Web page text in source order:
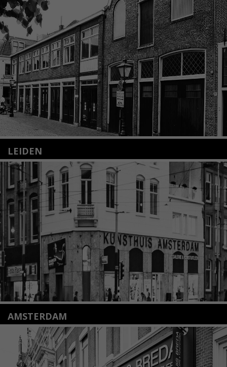
LEIDEN
Nieuwstraat 35
2312 KA Leiden
+31(0)71 – 52 84 480
info@kunsthuisleiden.nl
Lees meer
AMSTERDAM
Amstelveenseweg 135
1075 VX Amsterdam
+31 (0)20 2332546
info@kunsthuisamsterdam.nl